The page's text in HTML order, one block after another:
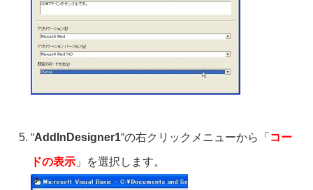
“AddInDesigner1“の右クリックメニューから「 コー
ドの表示 」を選択します。